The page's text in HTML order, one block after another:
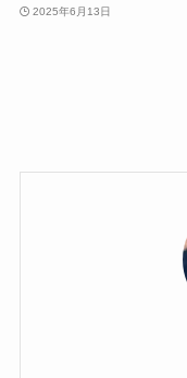
2025年6月13日